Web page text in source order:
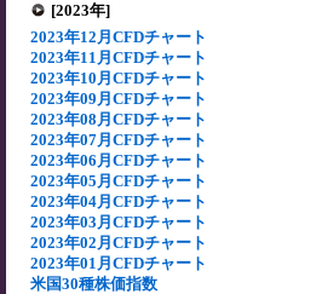
[2023年]
2023年12月CFDチャート
2023年11月CFDチャート
2023年10月CFDチャート
2023年09月CFDチャート
2023年08月CFDチャート
2023年07月CFDチャート
2023年06月CFDチャート
2023年05月CFDチャート
2023年04月CFDチャート
2023年03月CFDチャート
2023年02月CFDチャート
2023年01月CFDチャート
米国30種株価指数